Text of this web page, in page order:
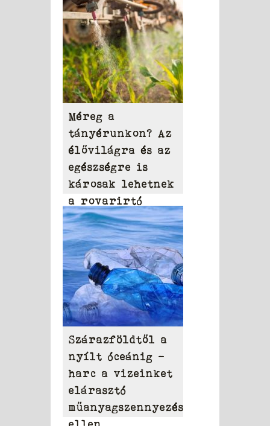
Méreg a
tányérunkon? Az
élővilágra és az
egészségre is
károsak lehetnek
a rovarirtó
szerek
Szárazföldtől a
nyílt óceánig –
harc a vizeinket
elárasztó
műanyagszennyezés